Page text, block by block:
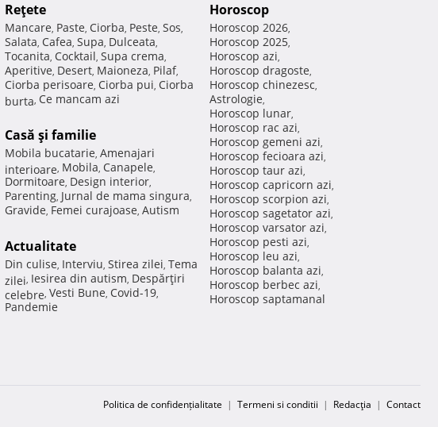
Reţete
Mancare, Paste, Ciorba, Peste, Sos,
Salata, Cafea, Supa, Dulceata,
Tocanita, Cocktail, Supa crema,
Aperitive, Desert, Maioneza, Pilaf,
Ciorba perisoare, Ciorba pui, Ciorba
burta, Ce mancam azi
Casă şi familie
Mobila bucatarie, Amenajari
interioare, Mobila, Canapele,
Dormitoare, Design interior,
Parenting, Jurnal de mama singura,
Gravide, Femei curajoase, Autism
Actualitate
Din culise, Interviu, Stirea zilei, Tema
zilei, Iesirea din autism, Despărţiri
celebre, Vesti Bune, Covid-19,
Pandemie
Horoscop
Horoscop 2026,
Horoscop 2025,
Horoscop azi,
Horoscop dragoste,
Horoscop chinezesc,
Astrologie,
Horoscop lunar,
Horoscop rac azi,
Horoscop gemeni azi,
Horoscop fecioara azi,
Horoscop taur azi,
Horoscop capricorn azi,
Horoscop scorpion azi,
Horoscop sagetator azi,
Horoscop varsator azi,
Horoscop pesti azi,
Horoscop leu azi,
Horoscop balanta azi,
Horoscop berbec azi,
Horoscop saptamanal
Politica de confidențialitate | Termeni si conditii | Redacţia | Contact